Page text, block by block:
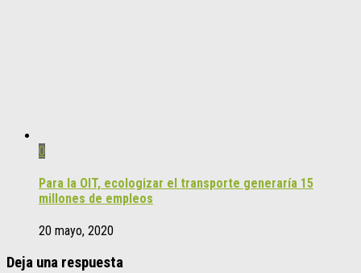
0
Para la OIT, ecologizar el transporte generaría 15
millones de empleos
20 mayo, 2020
Deja una respuesta